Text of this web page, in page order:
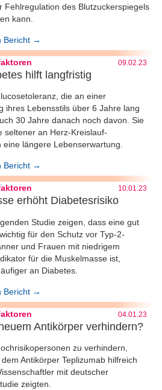
Fehlregulation des Blutzuckerspiegels
kann.
Bericht →
09.02.23
hilft langfristig
die an einer
ihres Lebensstils über 6 Jahre lang
30 Jahre danach noch davon. Sie
seltener an Herz-Kreislauf-
längere Lebenserwartung.
Bericht →
10.01.23
erhöht Diabetesrisiko
Studie zeigen, dass eine gut
für den Schutz vor Typ-2-
und Frauen mit niedrigem
für die Muskelmasse ist,
an Diabetes.
Bericht →
04.01.23
Antikörper verhindern?
zu verhindern,
Antikörper Teplizumab hilfreich
mit deutscher
zeigten.